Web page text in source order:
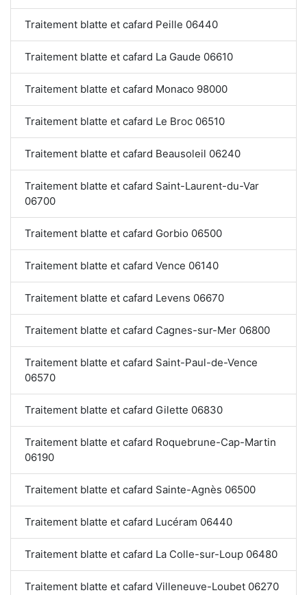
Traitement blatte et cafard Peille 06440
Traitement blatte et cafard La Gaude 06610
Traitement blatte et cafard Monaco 98000
Traitement blatte et cafard Le Broc 06510
Traitement blatte et cafard Beausoleil 06240
Traitement blatte et cafard Saint-Laurent-du-Var
06700
Traitement blatte et cafard Gorbio 06500
Traitement blatte et cafard Vence 06140
Traitement blatte et cafard Levens 06670
Traitement blatte et cafard Cagnes-sur-Mer 06800
Traitement blatte et cafard Saint-Paul-de-Vence
06570
Traitement blatte et cafard Gilette 06830
Traitement blatte et cafard Roquebrune-Cap-Martin
06190
Traitement blatte et cafard Sainte-Agnès 06500
Traitement blatte et cafard Lucéram 06440
Traitement blatte et cafard La Colle-sur-Loup 06480
Traitement blatte et cafard Villeneuve-Loubet 06270